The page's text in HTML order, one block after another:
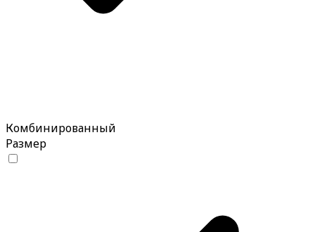
Комбинированный
Размер